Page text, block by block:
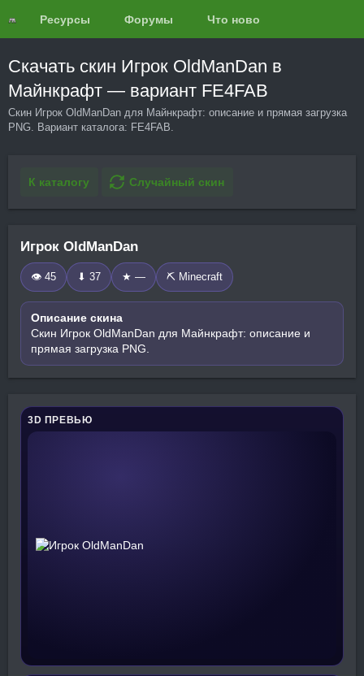
Ресурсы Форумы Что нового?
Скачать скин Игрок OldManDan в
Майнкрафт — вариант FE4FAB
Скин Игрок OldManDan для Майнкрафт: описание и прямая загрузка
PNG. Вариант каталога: FE4FAB.
К каталогу Случайный скин
Игрок OldManDan
👁 45 ⬇ 37 ★ — ⛏️ Minecraft
Описание скина
Скин Игрок OldManDan для Майнкрафт: описание и
прямая загрузка PNG.
3D ПРЕВЬЮ